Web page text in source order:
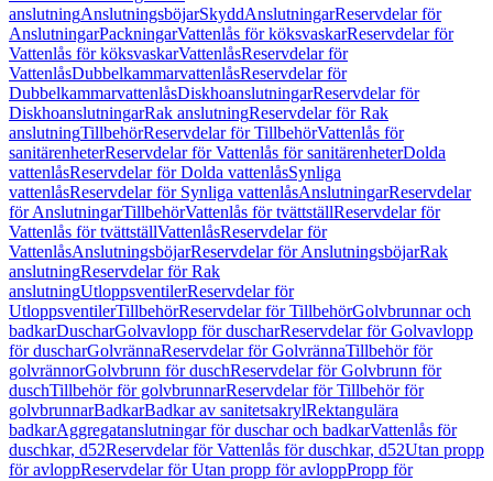
anslutningAnslutningsböjarSkyddAnslutningarReservdelar för
AnslutningarPackningarVattenlås för köksvaskarReservdelar för
Vattenlås för köksvaskarVattenlåsReservdelar för
VattenlåsDubbelkammarvattenlåsReservdelar för
DubbelkammarvattenlåsDiskhoanslutningarReservdelar för
DiskhoanslutningarRak anslutningReservdelar för Rak
anslutningTillbehörReservdelar för TillbehörVattenlås för
sanitärenheterReservdelar för Vattenlås för sanitärenheterDolda
vattenlåsReservdelar för Dolda vattenlåsSynliga
vattenlåsReservdelar för Synliga vattenlåsAnslutningarReservdelar
för AnslutningarTillbehörVattenlås för tvättställReservdelar för
Vattenlås för tvättställVattenlåsReservdelar för
VattenlåsAnslutningsböjarReservdelar för AnslutningsböjarRak
anslutningReservdelar för Rak
anslutningUtloppsventilerReservdelar för
UtloppsventilerTillbehörReservdelar för TillbehörGolvbrunnar och
badkarDuscharGolvavlopp för duscharReservdelar för Golvavlopp
för duscharGolvrännaReservdelar för GolvrännaTillbehör för
golvrännorGolvbrunn för duschReservdelar för Golvbrunn för
duschTillbehör för golvbrunnarReservdelar för Tillbehör för
golvbrunnarBadkarBadkar av sanitetsakrylRektangulära
badkarAggregatanslutningar för duschar och badkarVattenlås för
duschkar, d52Reservdelar för Vattenlås för duschkar, d52Utan propp
för avloppReservdelar för Utan propp för avloppPropp för